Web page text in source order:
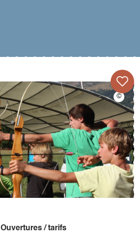
Ouvertures / tarifs